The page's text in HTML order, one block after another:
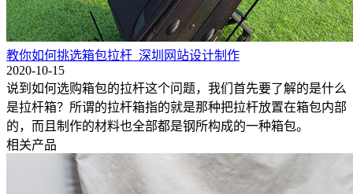
教你如何挑选箱包拉杆_深圳网站设计制作
2020-10-15
说到如何选购箱包的拉杆这个问题，我们首先要了解的是什么
是拉杆箱？所谓的拉杆箱指的就是那种把拉杆放置在箱包内部
的，而且制作的材料也全部都是钢所构成的一种箱包。
相关产品